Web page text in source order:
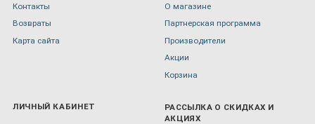
Контакты
Возвраты
Карта сайта
О магазине
Партнерская программа
Производители
Акции
Корзина
ЛИЧНЫЙ КАБИНЕТ
РАССЫЛКА О СКИДКАХ И
АКЦИЯХ